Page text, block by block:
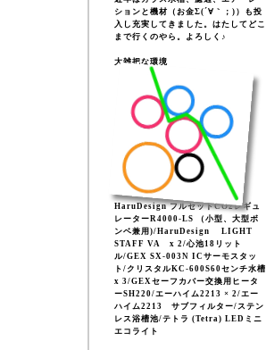
ションと機材（お金Σ(´∀｀；)）も投
入し充実してきました。はたしてどこ
まで行くのやら。よろしく♪
大雑把な環境
HaruDesign フルセットCO2レギュ
レーターR4000-LS （小型、大型ボ
ンベ兼用)/HaruDesign LIGHT
STAFF VA x 2/心池18リット
ル/GEX SX-003N ICサーモスタッ
ト/クリスタルKC-600S60センチ水槽
x 3/GEXセーフカバー交換用ヒータ
ーSH220/エーハイム2213 × 2/エー
ハイム2213 サブフィルター/ステン
レス浴槽池/テトラ (Tetra) LEDミニ
エコライト